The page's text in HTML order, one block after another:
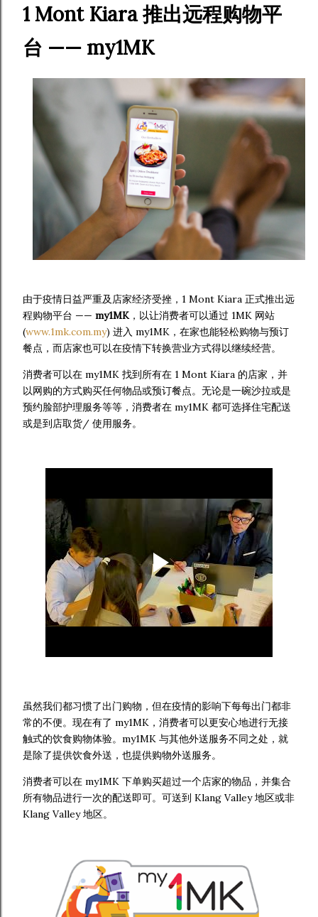
1 Mont Kiara 推出远程购物平
台 —— my1MK
由于疫情日益严重及店家经济受挫，1 Mont Kiara 正式推出远
程购物平台 —— my1MK，以让消费者可以通过 1MK 网站
(www.1mk.com.my) 进入 my1MK，在家也能轻松购物与预订
餐点，而店家也可以在疫情下转换营业方式得以继续经营。
消费者可以在 my1MK 找到所有在 1 Mont Kiara 的店家，并
以网购的方式购买任何物品或预订餐点。无论是一碗沙拉或是
预约脸部护理服务等等，消费者在 my1MK 都可选择住宅配送
或是到店取货/ 使用服务。
虽然我们都习惯了出门购物，但在疫情的影响下每每出门都非
常的不便。现在有了 my1MK，消费者可以更安心地进行无接
触式的饮食购物体验。my1MK 与其他外送服务不同之处，就
是除了提供饮食外送，也提供购物外送服务。
消费者可以在 my1MK 下单购买超过一个店家的物品，并集合
所有物品进行一次的配送即可。可送到 Klang Valley 地区或非
Klang Valley 地区。